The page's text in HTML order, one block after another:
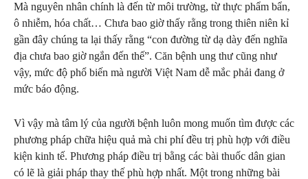
Mà nguyên nhân chính là đến từ môi trường, từ thực phẩm bẩn,
ô nhiễm, hóa chất… Chưa bao giờ thấy rằng trong thiên niên kỉ
gần đây chúng ta lại thấy rằng “con đường từ dạ dày đến nghĩa
địa chưa bao giờ ngắn đến thế”. Căn bệnh ung thư cũng như
vậy, mức độ phổ biến mà người Việt Nam dễ mắc phải đang ở
mức báo động.
Vì vậy mà tâm lý của người bệnh luôn mong muốn tìm được các
phương pháp chữa hiệu quả mà chi phí đều trị phù hợp với điều
kiện kinh tế. Phương pháp điều trị bằng các bài thuốc dân gian
có lẽ là giải pháp thay thế phù hợp nhất. Một trong những bài